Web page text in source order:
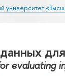
университет
evaluating